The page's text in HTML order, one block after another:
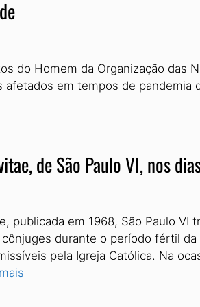
do Homem da Organização das
em tempos de pandemia
de São Paulo VI, nos
publicada em 1968, São Paulo
durante o período fértil
pela Igreja Católica. Na